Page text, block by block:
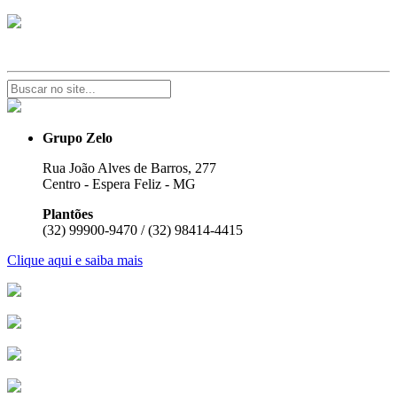
Grupo Zelo
Rua João Alves de Barros, 277
Centro - Espera Feliz - MG
Plantões
(32) 99900-9470 / (32) 98414-4415
Clique aqui e saiba mais